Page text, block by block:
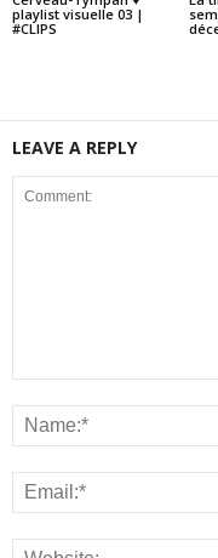
playlist visuelle 03 |
#CLIPS
LEAVE A REPLY